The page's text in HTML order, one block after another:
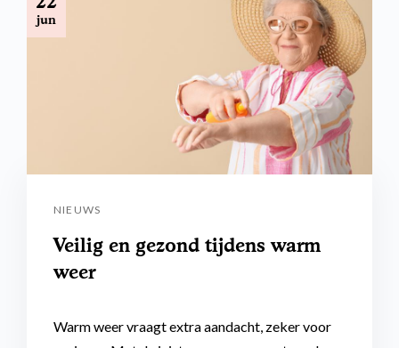
jun
NIEUWS
Veilig en gezond tijdens warm
weer
Warm weer vraagt extra aandacht, zeker voor